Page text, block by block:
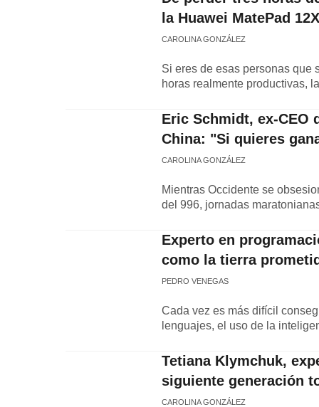
la Huawei MatePad
CAROLINA GONZÁLEZ
Si eres de esas personas que
horas realmente productivas,
Eric Schmidt, ex-CEO
China: "Si quieres
CAROLINA GONZÁLEZ
Mientras Occidente se
del 996, jornadas
Experto en
como la tierra
PEDRO VENEGAS
Cada vez es más difícil
lenguajes, el uso de la
Tetiana Klymchuk,
siguiente generación
CAROLINA GONZÁLEZ